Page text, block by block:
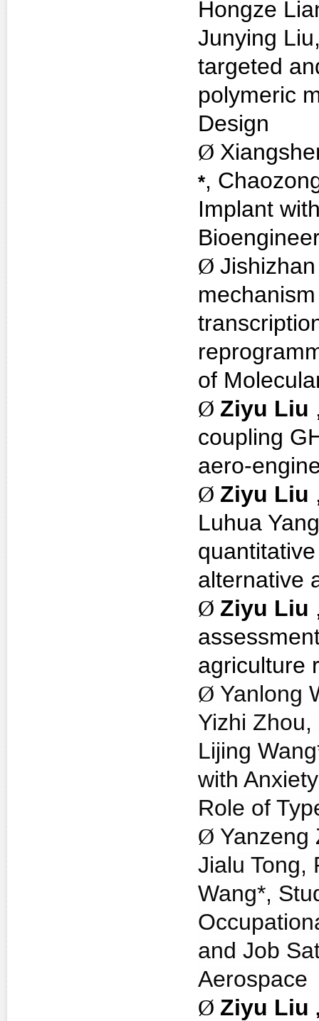
Hongze
Junying Liu
targeted
polymeric
Design
Ø
*,
Implant
Ø
of
Ø Ziyu Liu
coupling
aero-
Ø Ziyu Liu
Luhua
alternative
Ø Ziyu Liu
agriculture
Ø Yanlong
Yizhi
Lijing Wang
with
Role of
Ø Yanzeng
Jialu Tong,
Wang*,
and Job
Aerospace
Ø Ziyu Liu